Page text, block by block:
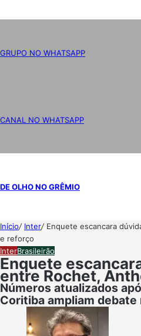
GRUPO NO WHATSAPP
CANAL NO WHATSAPP
DE OLHO NO GRÊMIO
Início/ Inter/ Enquete escancara
e reforço
InterBrasileirão
Enquete
entre Rochet,
Números atualizados
Coritiba ampliam debate